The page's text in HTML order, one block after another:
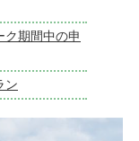
ク期間中の申
ン